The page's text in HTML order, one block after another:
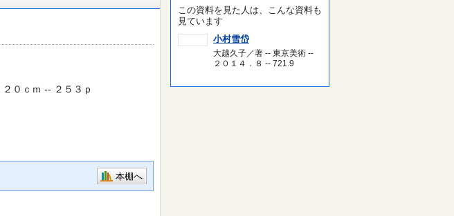
０ｃｍ -- ２５３ｐ
本棚へ
この資料を見た人は、こんな資料も
見ています
小村雪岱
大越久子／著 -- 東京美術 --
２０１４．８ -- 721.9